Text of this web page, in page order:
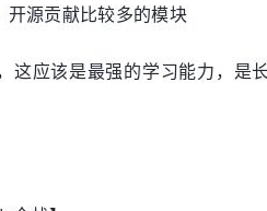
开源贡献比较多的模块
这应该是最强的学习能力，是